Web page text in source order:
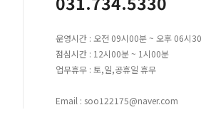
운영시간 : 오전 09시00분 ~ 오후 06시
점심시간 : 12시00분 ~ 1시00분
업무휴무 : 토,일,공휴일 휴무
Email : soo122175@naver.com